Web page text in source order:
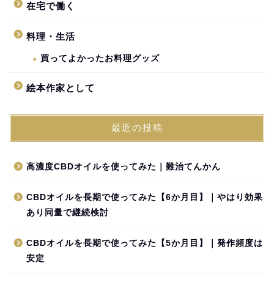
在宅で働く
料理・生活
買ってよかったお料理グッズ
絵本作家として
最近の投稿
高濃度CBDオイルを使ってみた｜難治てんかん
CBDオイルを長期で使ってみた【6か月目】｜やはり効果
あり同量で継続検討
CBDオイルを長期で使ってみた【5か月目】｜発作頻度は
安定